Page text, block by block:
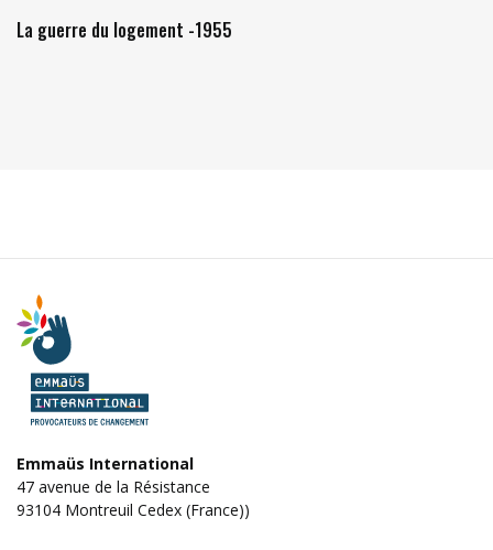
La guerre du logement -1955
Emmaüs International
47 avenue de la Résistance
93104 Montreuil Cedex (France))